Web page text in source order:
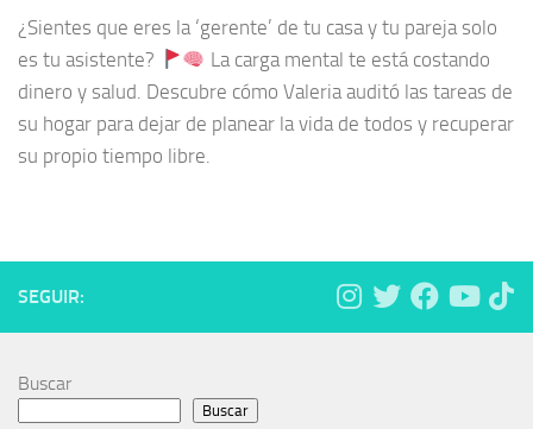
¿Sientes que eres la ‘gerente’ de tu casa y tu pareja solo
es tu asistente?
La carga mental te está costando
dinero y salud. Descubre cómo Valeria auditó las tareas de
su hogar para dejar de planear la vida de todos y recuperar
su propio tiempo libre.
SEGUIR:
Buscar
Buscar